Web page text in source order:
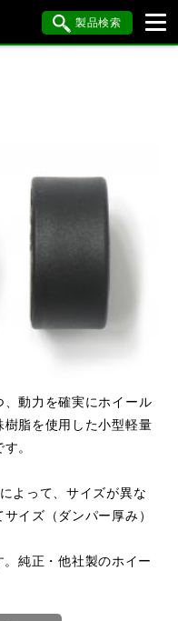
製品検索
います。
動力を確実にホイール
脂を使用した小型軽量
。
よって、サイズが異な
イズ（ダンパー厚み）
純正・他社製のホイー